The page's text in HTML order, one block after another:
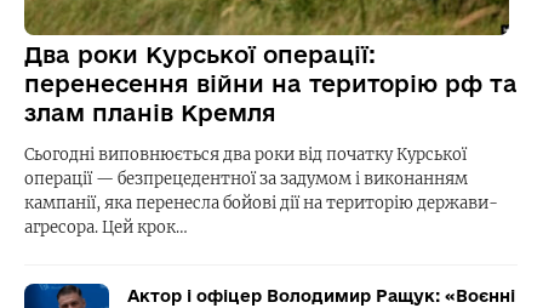
Два роки Курської операції:
перенесення війни на територію рф та
злам планів Кремля
Сьогодні виповнюється два роки від початку Курської
операції — безпрецедентної за задумом і виконанням
кампанії, яка перенесла бойові дії на територію держави-
агресора. Цей крок…
Актор і офіцер Володимир Ращук: «Воєнні